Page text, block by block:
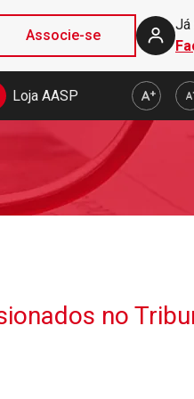
Associe-se
Já
Loja AASP
no